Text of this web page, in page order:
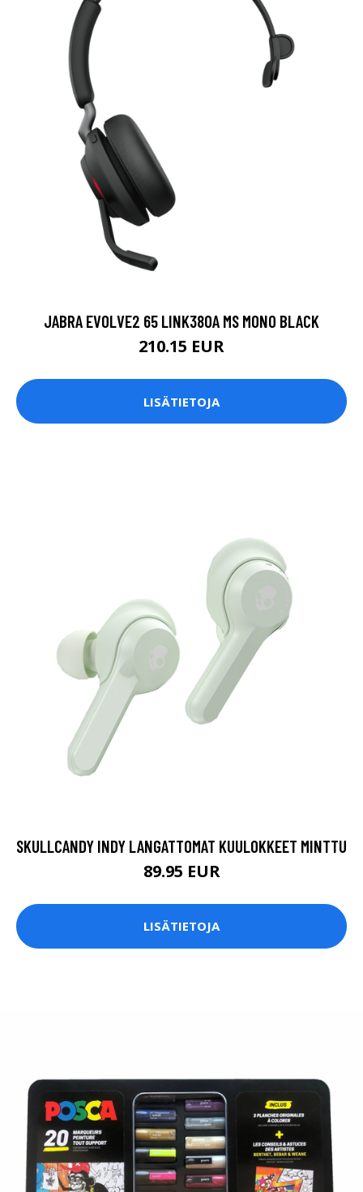
JABRA EVOLVE2 65 LINK380A MS MONO BLACK
210.15 EUR
LISÄTIETOJA
SKULLCANDY INDY LANGATTOMAT KUULOKKEET MINTTU
89.95 EUR
LISÄTIETOJA